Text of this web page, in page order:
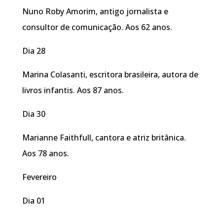
Nuno Roby Amorim, antigo jornalista e
consultor de comunicação. Aos 62 anos.
Dia 28
Marina Colasanti, escritora brasileira, autora de
livros infantis. Aos 87 anos.
Dia 30
Marianne Faithfull, cantora e atriz britânica.
Aos 78 anos.
Fevereiro
Dia 01